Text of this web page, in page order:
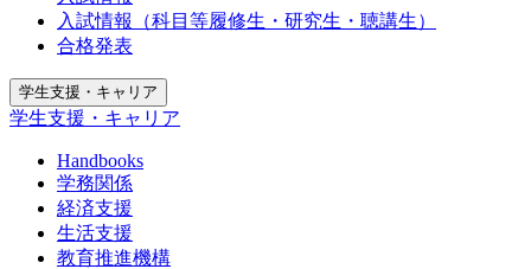
入試情報（科目等履修生・研究生・聴講生）
合格発表
学生支援・キャリア
学生支援・キャリア
Handbooks
学務関係
経済支援
生活支援
教育推進機構